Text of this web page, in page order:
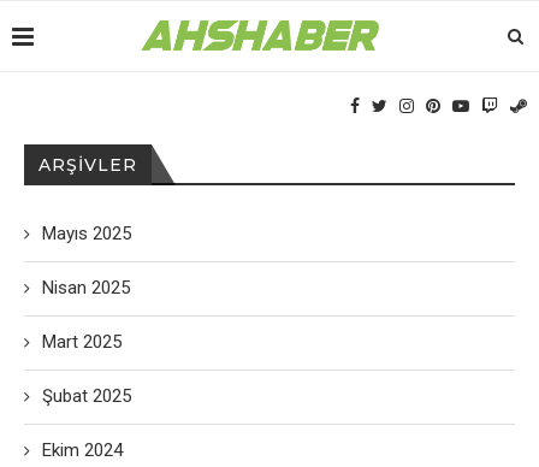
ARŞIVLER
Mayıs 2025
Nisan 2025
Mart 2025
Şubat 2025
Ekim 2024